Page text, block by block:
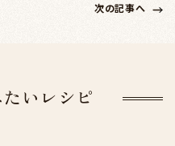
次の記事へ
いレシピ